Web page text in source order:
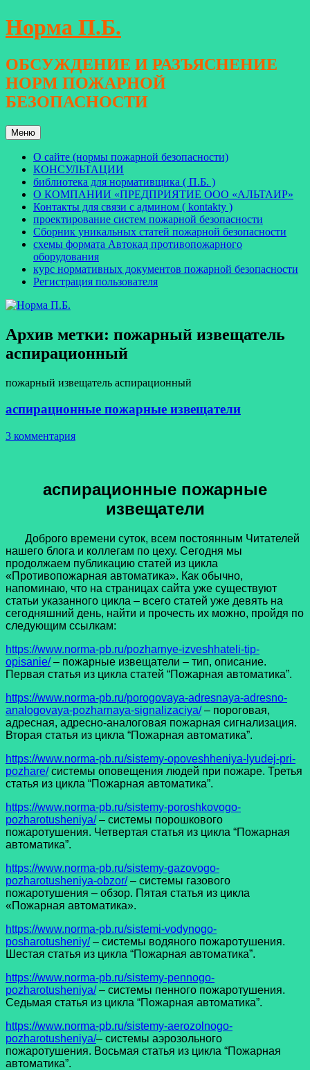
Перейти
к
Норма П.Б.
ОБСУЖДЕНИЕ И РАЗЪЯСНЕНИЕ
НОРМ ПОЖАРНОЙ
БЕЗОПАСНОСТИ
Меню
О сайте (нормы пожарной безопасности)
КОНСУЛЬТАЦИИ
библиотека для нормативщика ( П.Б. )
О КОМПАНИИ «ПРЕДПРИЯТИЕ ООО «АЛЬТАИР»
Контакты для связи с админом ( kontakty )
проектирование систем пожарной безопасности
Сборник уникальных статей пожарной безопасности
схемы формата Автокад противопожарного
оборудования
курс нормативных документов пожарной безопасности
Регистрация пользователя
Архив метки: пожарный извещатель
аспирационный
пожарный извещатель аспирационный
аспирационные пожарные извещатели
3 комментария
аспирационные пожарные
извещатели
Доброго времени суток, всем постоянным Читателей
нашего блога и коллегам по цеху. Сегодня мы
продолжаем публикацию статей из цикла
«Противопожарная автоматика». Как обычно,
напоминаю, что на страницах сайта уже существуют
статьи указанного цикла – всего статей уже девять на
сегодняшний день, найти и прочесть их можно, пройдя по
следующим ссылкам:
https://www.norma-pb.ru/pozharnye-izveshhateli-tip-
opisanie/ – пожарные извещатели – тип, описание.
Первая статья из цикла статей “Пожарная автоматика”.
https://www.norma-pb.ru/porogovaya-adresnaya-adresno-
analogovaya-pozharnaya-signalizaciya/– пороговая,
адресная, адресно-аналоговая пожарная сигнализация.
Вторая статья из цикла “Пожарная автоматика”.
https://www.norma-pb.ru/sistemy-opoveshheniya-lyudej-pri-
pozhare/системы оповещения людей при пожаре. Третья
статья из цикла “Пожарная автоматика”.
https://www.norma-pb.ru/sistemy-poroshkovogo-
pozharotusheniya/– системы порошкового
пожаротушения. Четвертая статья из цикла “Пожарная
автоматика”.
https://www.norma-pb.ru/sistemy-gazovogo-
pozharotusheniya-obzor/– системы газового
пожаротушения – обзор. Пятая статья из цикла
«Пожарная автоматика».
https://www.norma-pb.ru/sistemi-vodynogo-
posharotusheniy/– системы водяного пожаротушения.
Шестая статья из цикла “Пожарная автоматика”.
https://www.norma-pb.ru/sistemy-pennogo-
pozharotusheniya/– системы пенного пожаротушения.
Седьмая статья из цикла “Пожарная автоматика”.
https://www.norma-pb.ru/sistemy-aerozolnogo-
pozharotusheniya/– системы аэрозольного
пожаротушения. Восьмая статья из цикла “Пожарная
автоматика”.